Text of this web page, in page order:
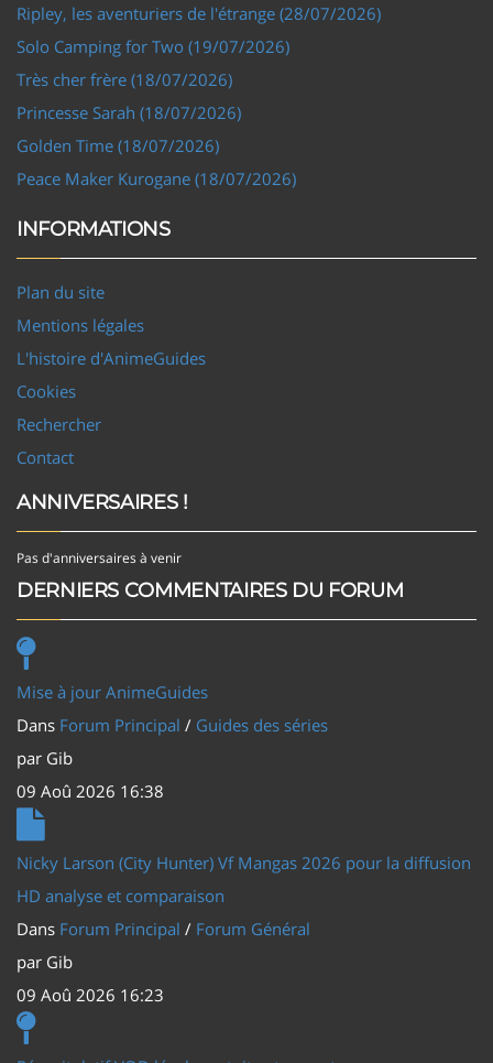
Ripley, les aventuriers de l'étrange (28/07/2026)
Solo Camping for Two (19/07/2026)
Très cher frère (18/07/2026)
Princesse Sarah (18/07/2026)
Golden Time (18/07/2026)
Peace Maker Kurogane (18/07/2026)
INFORMATIONS
Plan du site
Mentions légales
L'histoire d'AnimeGuides
Cookies
Rechercher
Contact
ANNIVERSAIRES !
Pas d'anniversaires à venir
DERNIERS COMMENTAIRES DU FORUM
Mise à jour AnimeGuides
Dans Forum Principal / Guides des séries
par Gib
09 Aoû 2026 16:38
Nicky Larson (City Hunter) Vf Mangas 2026 pour la diffusion
HD analyse et comparaison
Dans Forum Principal / Forum Général
par Gib
09 Aoû 2026 16:23